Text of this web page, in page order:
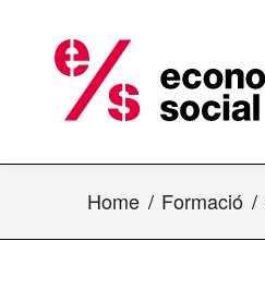
Home Formació